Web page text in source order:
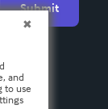
Submit
and
to use